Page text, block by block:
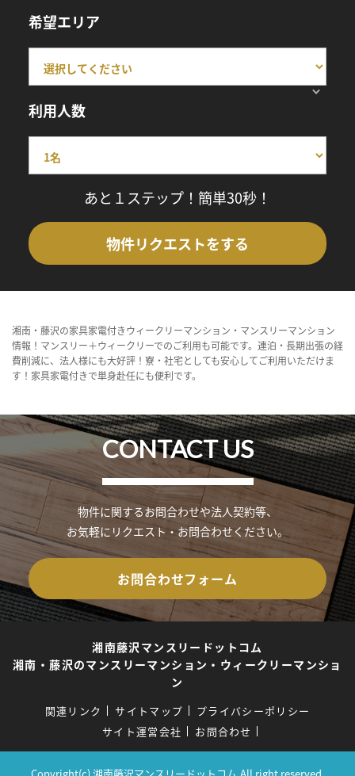
希望エリア
利用人数
あと１ステップ！簡単30秒！
物件リクエストをする
湘南・藤沢の家具家電付きウィークリーマンション・マンスリーマンション
情報！マンスリー＋ウィークリーでのご利用も可能です。連泊・長期出張の経
費削減に、法人様にも大好評！寮・社宅としても安心してご利用いただけま
す！家具家電付きで単身赴任にも便利です。
CONTACT US
物件に関するお問合わせや法人契約等、
お気軽にリクエスト・お問合わせください。
お問合わせフォーム
湘南藤沢マンスリードットコム
湘南・藤沢のマンスリーマンション・ウィークリーマンショ
ン
関連リンク サイトマップ
プライバシーポリシー
サイト運営会社
お問合わせ